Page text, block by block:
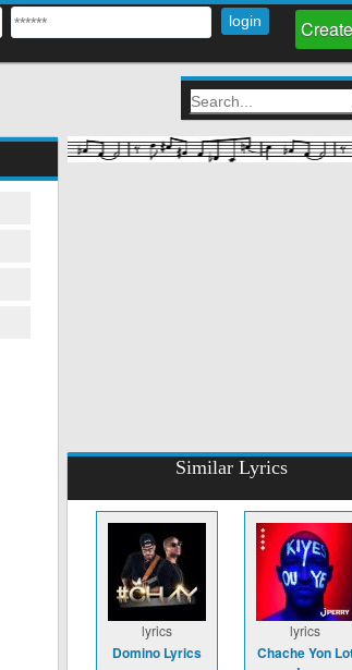
Similar Lyrics
lyrics
Domino Lyrics
lyrics
Chache Yon